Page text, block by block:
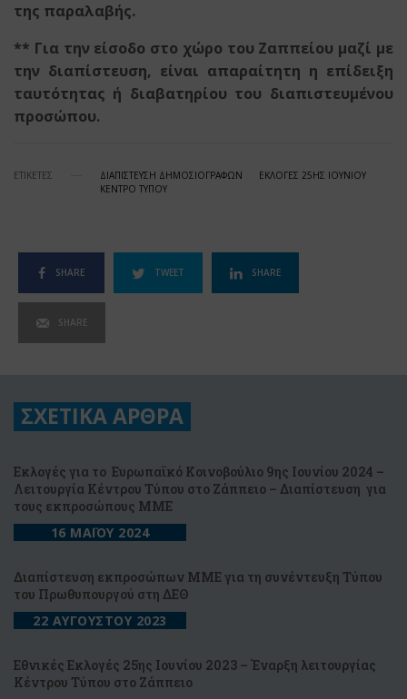
της παραλαβής.
** Για την είσοδο στο χώρο του Ζαππείου μαζί με
την διαπίστευση, είναι απαραίτητη η επίδειξη
ταυτότητας ή διαβατηρίου του διαπιστευμένου
προσώπου.
ΕΤΙΚΕΤΕΣ ΔΙΑΠΙΣΤΕΥΣΗ ΔΗΜΟΣΙΟΓΡΑΦΩΝ
ΕΚΛΟΓΕΣ 25ΗΣ ΙΟΥΝΙΟΥ
ΚΕΝΤΡΟ ΤΥΠΟΥ
SHARE TWEET SHARE
SHARE
ΣΧΕΤΙΚΑ ΑΡΘΡΑ
Εκλογές για το Ευρωπαϊκό Κοινοβούλιο 9ης Ιουνίου 2024 –
Λειτουργία Κέντρου Τύπου στο Ζάππειο – Διαπίστευση για
τους εκπροσώπους ΜΜΕ
16 ΜΑΪΟΥ 2024
Διαπίστευση εκπροσώπων ΜΜΕ για τη συνέντευξη Τύπου
του Πρωθυπουργού στη ΔΕΘ
22 ΑΥΓΟΥΣΤΟΥ 2023
Εθνικές Εκλογές 25ης Ιουνίου 2023 – Έναρξη λειτουργίας
Κέντρου Τύπου στο Ζάππειο